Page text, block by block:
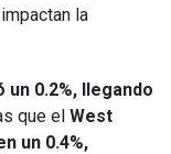
la
0.2%, llegando
que el West
un 0.4%,